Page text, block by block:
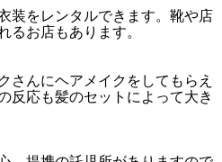
装をレンタルできます。靴や店
るお店もあります。
さんにヘアメイクをしてもらえ
反応も髪のセットによって大き